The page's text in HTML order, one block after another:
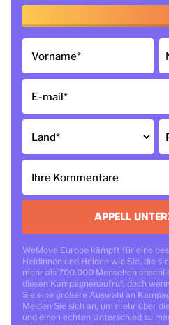
Vorname*
E-mail*
Land*
Ihre Kommentare
APPELL
WeMove Europe kämpft für eine
Heldinnen und Helden wie Sie, die
mehr als 700.000 Menschen
diesen Kampagnenaufruf, doch
Sie eine größere Auswahl an
Melden Sie sich an, um mehr über
und einen echten Unterschied zu